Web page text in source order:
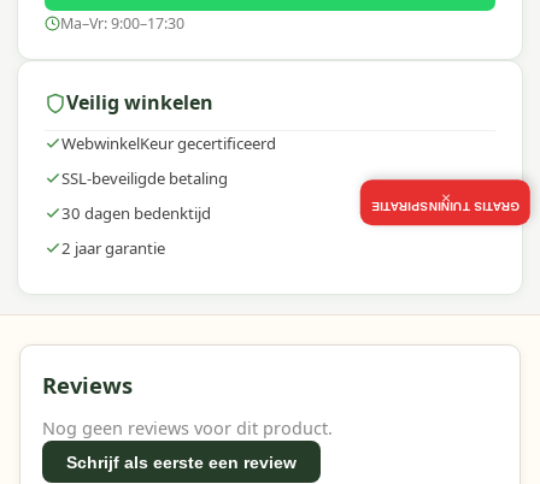
Ma–Vr: 9:00–17:30
Veilig winkelen
WebwinkelKeur gecertificeerd
SSL-beveiligde betaling
30 dagen bedenktijd
2 jaar garantie
Reviews
Nog geen reviews voor dit product.
Schrijf als eerste een review
GRATIS TUININSPIRATIE
×